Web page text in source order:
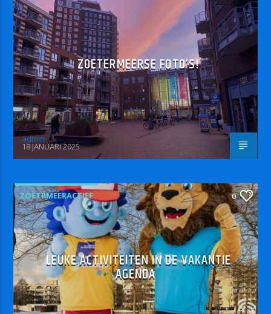
ZOETERMEERSE FOTO’S!
admin
18 JANUARI 2025
ZOETRMEERACTIEF 0
LEUKE ACTIVITEITEN IN DE VAKANTIE
AGENDA